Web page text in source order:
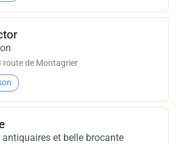
route de Montagrier
antiquaires et belle brocante